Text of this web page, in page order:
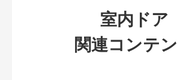
室内ドア
関連コンテ